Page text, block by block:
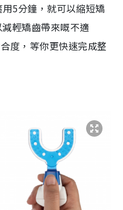
5分鐘，就可以縮短矯
輕矯齒帶來嘅不適
度，等你更快速完成整